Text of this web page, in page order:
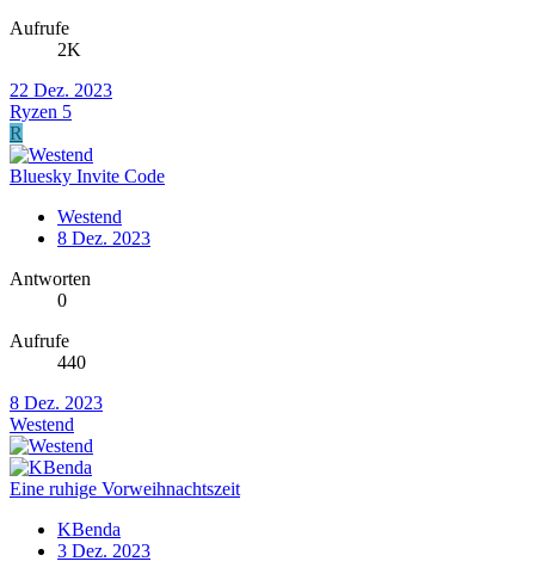
Aufrufe
2K
22 Dez. 2023
Ryzen 5
R
Bluesky Invite Code
Westend
8 Dez. 2023
Antworten
0
Aufrufe
440
8 Dez. 2023
Westend
Eine ruhige Vorweihnachtszeit
KBenda
3 Dez. 2023